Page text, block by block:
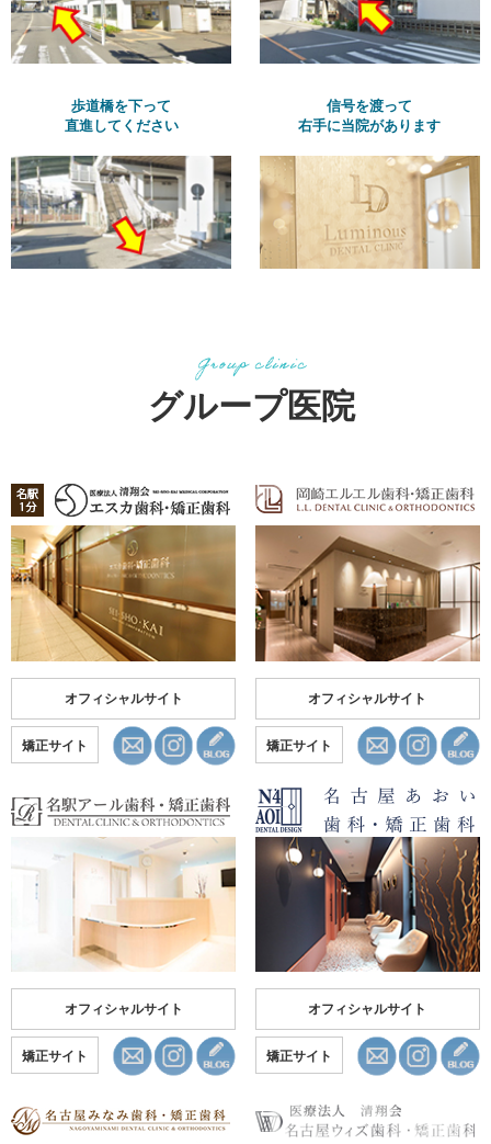
歩道橋を下って
直進してください
信号を渡って
右手に当院があります
グループ医院
オフィシャルサイト
矯正サイト
オフィシャルサイト
矯正サイト
オフィシャルサイト
矯正サイト
オフィシャルサイト
矯正サイト